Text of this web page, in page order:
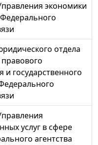
экономики
отдела
и государственного
услуг в сфере
агентства